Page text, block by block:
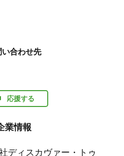
い合わせ先
応援する
業情報
ディスカヴァー・トゥ